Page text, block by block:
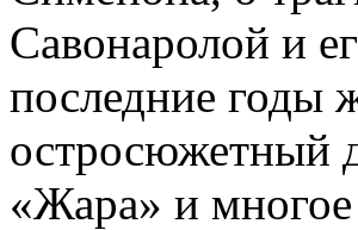
Савонаролой и
последние годы
остросюжетный
«Жара» и многое